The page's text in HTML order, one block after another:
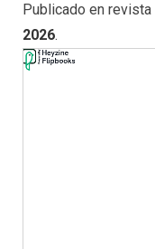
Publicado en revista
2026.